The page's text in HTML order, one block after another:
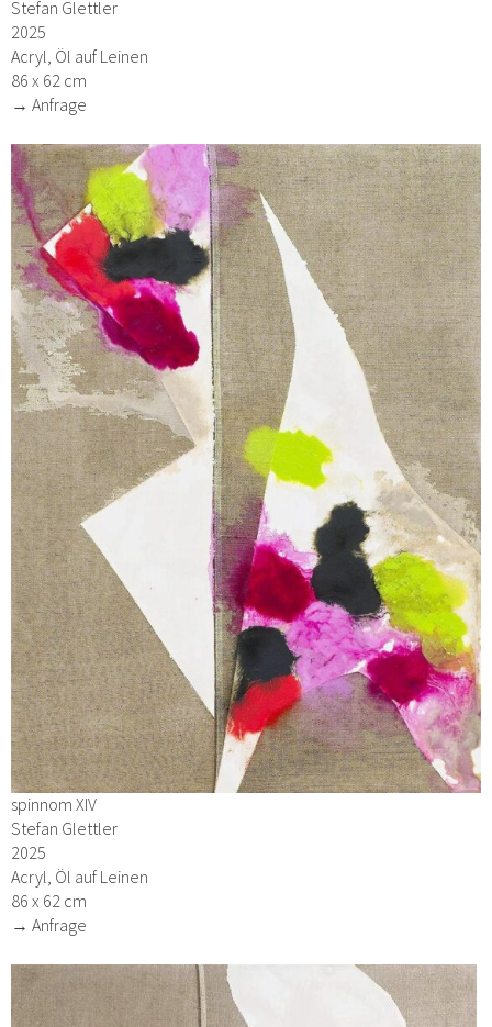
Stefan Glettler
2025
Acryl, Öl auf Leinen
86 x 62 cm
→ Anfrage
spinnom XIV
Stefan Glettler
2025
Acryl, Öl auf Leinen
86 x 62 cm
→ Anfrage